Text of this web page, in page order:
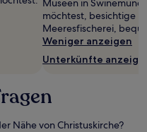
Museen in
möchtest, besichtige
Meeresfischerei,
Weniger anzeigen
Unterkünfte
Nähe von Christuskirche?